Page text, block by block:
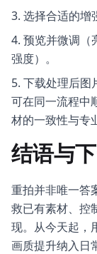
选择合适的增
预览并微调（
强度）。
下载处理后图
可在同一流程中
材的一致性与专
结语与
重拍并非唯一答
救已有素材、控
现。从今天起，
画质提升纳入日